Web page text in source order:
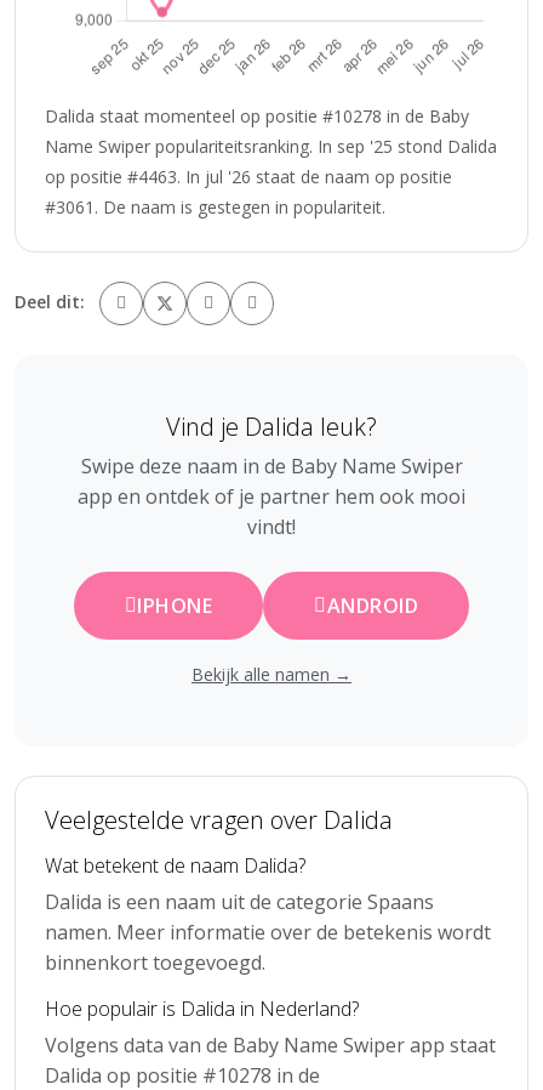
Dalida staat momenteel op positie #10278 in de Baby
Name Swiper populariteitsranking. In sep '25 stond Dalida
op positie #4463. In jul '26 staat de naam op positie
#3061. De naam is gestegen in populariteit.
Deel dit:
Vind je Dalida leuk?
Swipe deze naam in de Baby Name Swiper
app en ontdek of je partner hem ook mooi
vindt!
IPHONE ANDROID
Bekijk alle namen →
Veelgestelde vragen over Dalida
Wat betekent de naam Dalida?
Dalida is een naam uit de categorie Spaans
namen. Meer informatie over de betekenis wordt
binnenkort toegevoegd.
Hoe populair is Dalida in Nederland?
Volgens data van de Baby Name Swiper app staat
Dalida op positie #10278 in de